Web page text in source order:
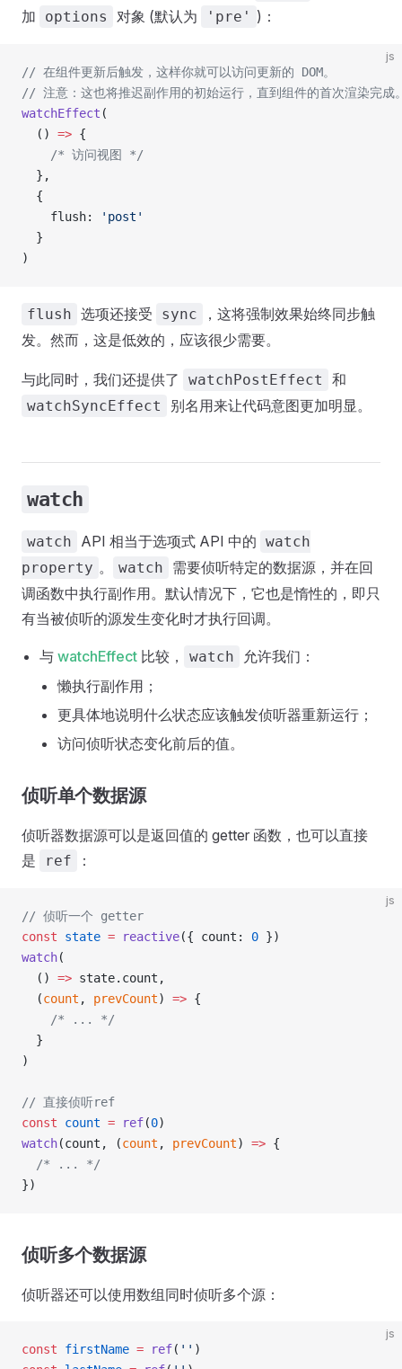
加
options 对象 (默认为 'pre' )：
js
// 在组件更新后触发，这样你就可以访问更新的 DOM。
// 注意：这也将推迟副作用的初始运行，直到组件的首次渲染完成
watchEffect (
  ()
=> {
    /* 访问视图 */
  },
  {
    flush:
'post'
  }
)
flush 选项还接受 sync
，这将强制效果始终同步触
发。然而，这是低效的，应该很少需要。
与此同时，我们还提供了 watchPostEffect 和
watchSyncEffect 别名用来让代码意图更加明显。
watch
watch API 相当于选项式 API 中的 watch
property 。 watch
需要侦听特定的数据源，并在回
调函数中执行副作用。默认情况下，它也是惰性的，即只
有当被侦听的源发生变化时才执行回调。
与 watchEffect 比较， watch
允许我们：
懒执行副作用；
更具体地说明什么状态应该触发侦听器重新运行；
访问侦听状态变化前后的值。
侦听单个数据源
侦听器数据源可以是返回值的 getter 函数，也可以直接
是
ref ：
js
// 侦听一个 getter
const state = reactive({ count: 0 })
watch(
  ()
=> state.count,
  (
count , prevCount) => {
    /* ... */
  }
)
// 直接侦听ref
const count = ref(0)
watch(count, (count , prevCount) => {
  /* ... */
})
侦听多个数据源
侦听器还可以使用数组同时侦听多个源：
js
const firstName = ref( '' )